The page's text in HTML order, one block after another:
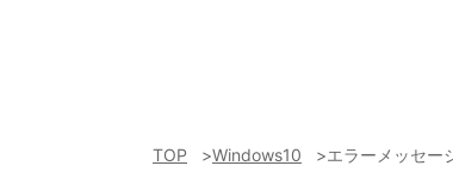
TOP Windows10 エラーメッセ